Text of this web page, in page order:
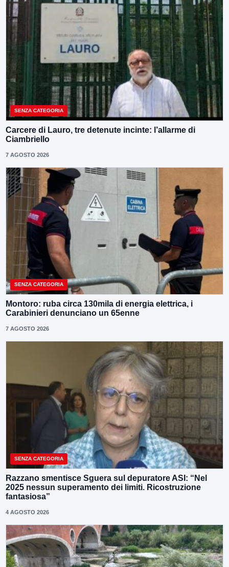
SENZA CATEGORIA
Carcere di Lauro, tre detenute incinte: l’allarme di
Ciambriello
7 AGOSTO 2026
SENZA CATEGORIA
Montoro: ruba circa 130mila di energia elettrica, i
Carabinieri denunciano un 65enne
7 AGOSTO 2026
SENZA CATEGORIA
Razzano smentisce Sguera sul depuratore ASI: “Nel
2025 nessun superamento dei limiti. Ricostruzione
fantasiosa”
4 AGOSTO 2026